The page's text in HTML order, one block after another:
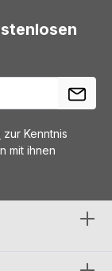
zur Kenntnis
mit ihnen